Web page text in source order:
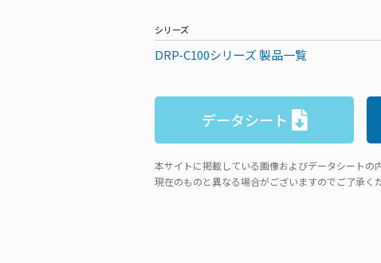
シリーズ
DRP-C100シリーズ 製品一覧
データシート
本サイトに掲載している画像およびデータシートの
現在のものと異なる場合がございますのでご了承く